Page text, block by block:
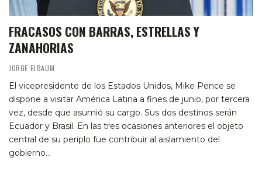
FRACASOS CON BARRAS, ESTRELLAS Y
ZANAHORIAS
JORGE ELBAUM
El vicepresidente de los Estados Unidos, Mike Pence se
dispone a visitar América Latina a fines de junio, por tercera
vez, desde que asumió su cargo. Sus dos destinos serán
Ecuador y Brasil. En las tres ocasiones anteriores el objeto
central de su periplo fue contribuir al aislamiento del
gobierno…